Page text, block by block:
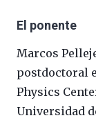
El ponente
Marcos
postdoctoral
Physics
Universidad